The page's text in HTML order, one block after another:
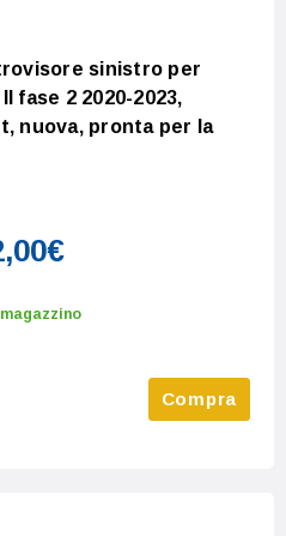
sinistro per
fase 2 2020-2023,
nuova, pronta per la
magazzino
Compra